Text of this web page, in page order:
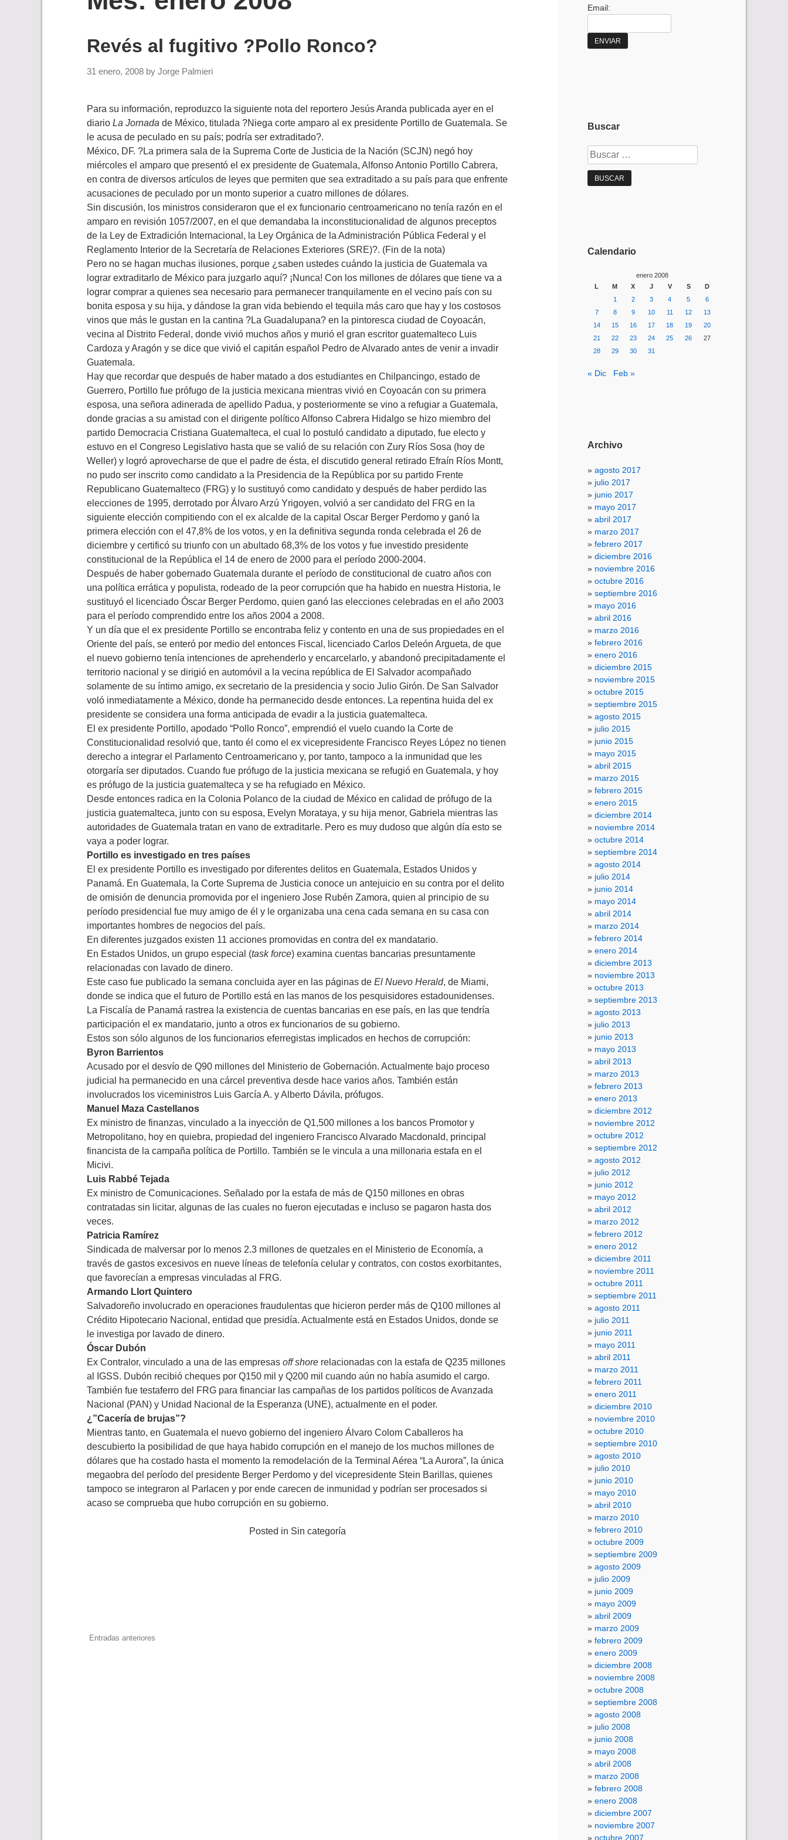
Revés al fugitivo ?Pollo Ronco?
31 enero, 2008 by Jorge Palmieri
Para su información, reproduzco la siguiente nota del reportero Jesús Aranda publicada ayer en el
diario La Jornada de México, titulada ?Niega corte amparo al ex presidente Portillo de Guatemala. Se
le acusa de peculado en su país; podría ser extraditado?.
México, DF. ?La primera sala de la Suprema Corte de Justicia de la Nación (SCJN) negó hoy
miércoles el amparo que presentó el ex presidente de Guatemala, Alfonso Antonio Portillo Cabrera,
en contra de diversos artículos de leyes que permiten que sea extraditado a su país para que enfrente
acusaciones de peculado por un monto superior a cuatro millones de dólares.
Sin discusión, los ministros consideraron que el ex funcionario centroamericano no tenía razón en el
amparo en revisión 1057/2007, en el que demandaba la inconstitucionalidad de algunos preceptos
de la Ley de Extradición Internacional, la Ley Orgánica de la Administración Pública Federal y el
Reglamento Interior de la Secretaría de Relaciones Exteriores (SRE)?. (Fin de la nota)
Pero no se hagan muchas ilusiones, porque ¿saben ustedes cuándo la justicia de Guatemala va
lograr extraditarlo de México para juzgarlo aquí? ¡Nunca! Con los millones de dólares que tiene va a
lograr comprar a quienes sea necesario para permanecer tranquilamente en el vecino país con su
bonita esposa y su hija, y dándose la gran vida bebiendo el tequila más caro que hay y los costosos
vinos que más le gustan en la cantina ?La Guadalupana? en la pintoresca ciudad de Coyoacán,
vecina al Distrito Federal, donde vivió muchos años y murió el gran escritor guatemalteco Luis
Cardoza y Aragón y se dice que vivió el capitán español Pedro de Alvarado antes de venir a invadir
Guatemala.
Hay que recordar que después de haber matado a dos estudiantes en Chilpancingo, estado de
Guerrero, Portillo fue prófugo de la justicia mexicana mientras vivió en Coyoacán con su primera
esposa, una señora adinerada de apellido Padua, y posteriormente se vino a refugiar a Guatemala,
donde gracias a su amistad con el dirigente político Alfonso Cabrera Hidalgo se hizo miembro del
partido Democracia Cristiana Guatemalteca, el cual lo postuló candidato a diputado, fue electo y
estuvo en el Congreso Legislativo hasta que se valió de su relación con Zury Ríos Sosa (hoy de
Weller) y logró aprovecharse de que el padre de ésta, el discutido general retirado Efraín Ríos Montt,
no pudo ser inscrito como candidato a la Presidencia de la República por su partido Frente
Republicano Guatemalteco (FRG) y lo sustituyó como candidato y después de haber perdido las
elecciones de 1995, derrotado por Álvaro Arzú Yrigoyen, volvió a ser candidato del FRG en la
siguiente elección compitiendo con el ex alcalde de la capital Oscar Berger Perdomo y ganó la
primera elección con el 47,8% de los votos, y en la definitiva segunda ronda celebrada el 26 de
diciembre y certificó su triunfo con un abultado 68,3% de los votos y fue investido presidente
constitucional de la República el 14 de enero de 2000 para el período 2000-2004.
Después de haber gobernado Guatemala durante el período de constitucional de cuatro años con
una política errática y populista, rodeado de la peor corrupción que ha habido en nuestra Historia, le
sustituyó el licenciado Óscar Berger Perdomo, quien ganó las elecciones celebradas en el año 2003
para el período comprendido entre los años 2004 a 2008.
Y un día que el ex presidente Portillo se encontraba feliz y contento en una de sus propiedades en el
Oriente del país, se enteró por medio del entonces Fiscal, licenciado Carlos Deleón Argueta, de que
el nuevo gobierno tenía intenciones de aprehenderlo y encarcelarlo, y abandonó precipitadamente el
territorio nacional y se dirigió en automóvil a la vecina república de El Salvador acompañado
solamente de su íntimo amigo, ex secretario de la presidencia y socio Julio Girón. De San Salvador
voló inmediatamente a México, donde ha permanecido desde entonces. La repentina huida del ex
presidente se considera una forma anticipada de evadir a la justicia guatemalteca.
El ex presidente Portillo, apodado “Pollo Ronco”, emprendió el vuelo cuando la Corte de
Constitucionalidad resolvió que, tanto él como el ex vicepresidente Francisco Reyes López no tienen
derecho a integrar el Parlamento Centroamericano y, por tanto, tampoco a la inmunidad que les
otorgaría ser diputados. Cuando fue prófugo de la justicia mexicana se refugió en Guatemala, y hoy
es prófugo de la justicia guatemalteca y se ha refugiado en México.
Desde entonces radica en la Colonia Polanco de la ciudad de México en calidad de prófugo de la
justicia guatemalteca, junto con su esposa, Evelyn Morataya, y su hija menor, Gabriela mientras las
autoridades de Guatemala tratan en vano de extraditarle. Pero es muy dudoso que algún día esto se
vaya a poder lograr.
Portillo es investigado en tres países
El ex presidente Portillo es investigado por diferentes delitos en Guatemala, Estados Unidos y
Panamá. En Guatemala, la Corte Suprema de Justicia conoce un antejuicio en su contra por el delito
de omisión de denuncia promovida por el ingeniero Jose Rubén Zamora, quien al principio de su
período presidencial fue muy amigo de él y le organizaba una cena cada semana en su casa con
importantes hombres de negocios del país.
En diferentes juzgados existen 11 acciones promovidas en contra del ex mandatario.
En Estados Unidos, un grupo especial (task force) examina cuentas bancarias presuntamente
relacionadas con lavado de dinero.
Este caso fue publicado la semana concluida ayer en las páginas de El Nuevo Herald, de Miami,
donde se indica que el futuro de Portillo está en las manos de los pesquisidores estadounidenses.
La Fiscalía de Panamá rastrea la existencia de cuentas bancarias en ese país, en las que tendría
participación el ex mandatario, junto a otros ex funcionarios de su gobierno.
Estos son sólo algunos de los funcionarios eferregistas implicados en hechos de corrupción:
Byron Barrientos
Acusado por el desvío de Q90 millones del Ministerio de Gobernación. Actualmente bajo proceso
judicial ha permanecido en una cárcel preventiva desde hace varios años. También están
involucrados los viceministros Luis García A. y Alberto Dávila, prófugos.
Manuel Maza Castellanos
Ex ministro de finanzas, vinculado a la inyección de Q1,500 millones a los bancos Promotor y
Metropolitano, hoy en quiebra, propiedad del ingeniero Francisco Alvarado Macdonald, principal
financista de la campaña política de Portillo. También se le vincula a una millonaria estafa en el
Micivi.
Luis Rabbé Tejada
Ex ministro de Comunicaciones. Señalado por la estafa de más de Q150 millones en obras
contratadas sin licitar, algunas de las cuales no fueron ejecutadas e incluso se pagaron hasta dos
veces.
Patricia Ramírez
Sindicada de malversar por lo menos 2.3 millones de quetzales en el Ministerio de Economía, a
través de gastos excesivos en nueve líneas de telefonía celular y contratos, con costos exorbitantes,
que favorecían a empresas vinculadas al FRG.
Armando Llort Quintero
Salvadoreño involucrado en operaciones fraudulentas que hicieron perder más de Q100 millones al
Crédito Hipotecario Nacional, entidad que presidía. Actualmente está en Estados Unidos, donde se
le investiga por lavado de dinero.
Óscar Dubón
Ex Contralor, vinculado a una de las empresas off shore relacionadas con la estafa de Q235 millones
al IGSS. Dubón recibió cheques por Q150 mil y Q200 mil cuando aún no había asumido el cargo.
También fue testaferro del FRG para financiar las campañas de los partidos políticos de Avanzada
Nacional (PAN) y Unidad Nacional de la Esperanza (UNE), actualmente en el poder.
¿”Cacería de brujas”?
Mientras tanto, en Guatemala el nuevo gobierno del ingeniero Álvaro Colom Caballeros ha
descubierto la posibilidad de que haya habido corrupción en el manejo de los muchos millones de
dólares que ha costado hasta el momento la remodelación de la Terminal Aérea “La Aurora”, la única
megaobra del período del presidente Berger Perdomo y del vicepresidente Stein Barillas, quienes
tampoco se integraron al Parlacen y por ende carecen de inmunidad y podrían ser procesados si
acaso se comprueba que hubo corrupción en su gobierno.
Posted in Sin categoría
Navegación
Entradas anteriores
Email:
Buscar
Buscar:
Calendario
enero 2008
L
M X J V S
D
1
2 3 4 5
6
7
8 9 10 11 12
13
14
15 16 17 18 19
20
21
22 23 24 25 26
27
28
29 30 31
« Dic Feb »
Archivo
agosto 2017
julio 2017
junio 2017
mayo 2017
abril 2017
marzo 2017
febrero 2017
diciembre 2016
noviembre 2016
octubre 2016
septiembre 2016
mayo 2016
abril 2016
marzo 2016
febrero 2016
enero 2016
diciembre 2015
noviembre 2015
octubre 2015
septiembre 2015
agosto 2015
julio 2015
junio 2015
mayo 2015
abril 2015
marzo 2015
febrero 2015
enero 2015
diciembre 2014
noviembre 2014
octubre 2014
septiembre 2014
agosto 2014
julio 2014
junio 2014
mayo 2014
abril 2014
marzo 2014
febrero 2014
enero 2014
diciembre 2013
noviembre 2013
octubre 2013
septiembre 2013
agosto 2013
julio 2013
junio 2013
mayo 2013
abril 2013
marzo 2013
febrero 2013
enero 2013
diciembre 2012
noviembre 2012
octubre 2012
septiembre 2012
agosto 2012
julio 2012
junio 2012
mayo 2012
abril 2012
marzo 2012
febrero 2012
enero 2012
diciembre 2011
noviembre 2011
octubre 2011
septiembre 2011
agosto 2011
julio 2011
junio 2011
mayo 2011
abril 2011
marzo 2011
febrero 2011
enero 2011
diciembre 2010
noviembre 2010
octubre 2010
septiembre 2010
agosto 2010
julio 2010
junio 2010
mayo 2010
abril 2010
marzo 2010
febrero 2010
octubre 2009
septiembre 2009
agosto 2009
julio 2009
junio 2009
mayo 2009
abril 2009
marzo 2009
febrero 2009
enero 2009
diciembre 2008
noviembre 2008
octubre 2008
septiembre 2008
agosto 2008
julio 2008
junio 2008
mayo 2008
abril 2008
marzo 2008
febrero 2008
enero 2008
diciembre 2007
noviembre 2007
octubre 2007